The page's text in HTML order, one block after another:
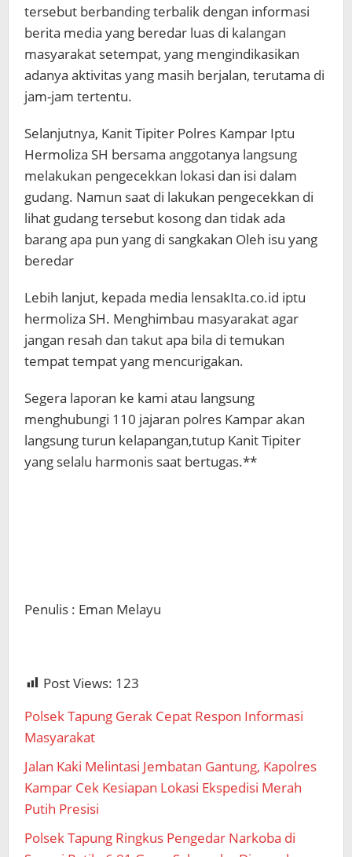
tersebut berbanding terbalik dengan informasi
berita media yang beredar luas di kalangan
masyarakat setempat, yang mengindikasikan
adanya aktivitas yang masih berjalan, terutama di
jam-jam tertentu.
Selanjutnya, Kanit Tipiter Polres Kampar Iptu
Hermoliza SH bersama anggotanya langsung
melakukan pengecekkan lokasi dan isi dalam
gudang. Namun saat di lakukan pengecekkan di
lihat gudang tersebut kosong dan tidak ada
barang apa pun yang di sangkakan Oleh isu yang
beredar
Lebih lanjut, kepada media lensakIta.co.id iptu
hermoliza SH. Menghimbau masyarakat agar
jangan resah dan takut apa bila di temukan
tempat tempat yang mencurigakan.
Segera laporan ke kami atau langsung
menghubungi 110 jajaran polres Kampar akan
langsung turun kelapangan,tutup Kanit Tipiter
yang selalu harmonis saat bertugas.**
Penulis : Eman Melayu
Post Views: 123
Polsek Tapung Gerak Cepat Respon Informasi
Masyarakat
Jalan Kaki Melintasi Jembatan Gantung, Kapolres
Kampar Cek Kesiapan Lokasi Ekspedisi Merah
Putih Presisi
Polsek Tapung Ringkus Pengedar Narkoba di